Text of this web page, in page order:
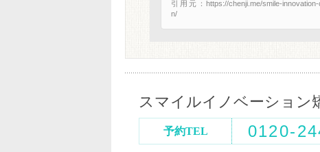
引用元：https://chenji.me/smile-innovation-
n/
スマイルイノベーション
予約TEL 0120-